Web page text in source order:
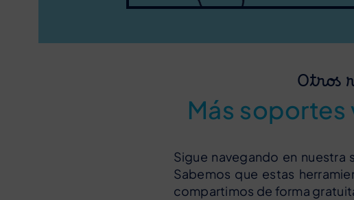
Otros
Más
Sigue navegando en
Sabemos que estas
compartimos de forma